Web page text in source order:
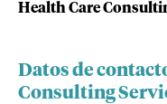
Health Care
Datos de
Consulting